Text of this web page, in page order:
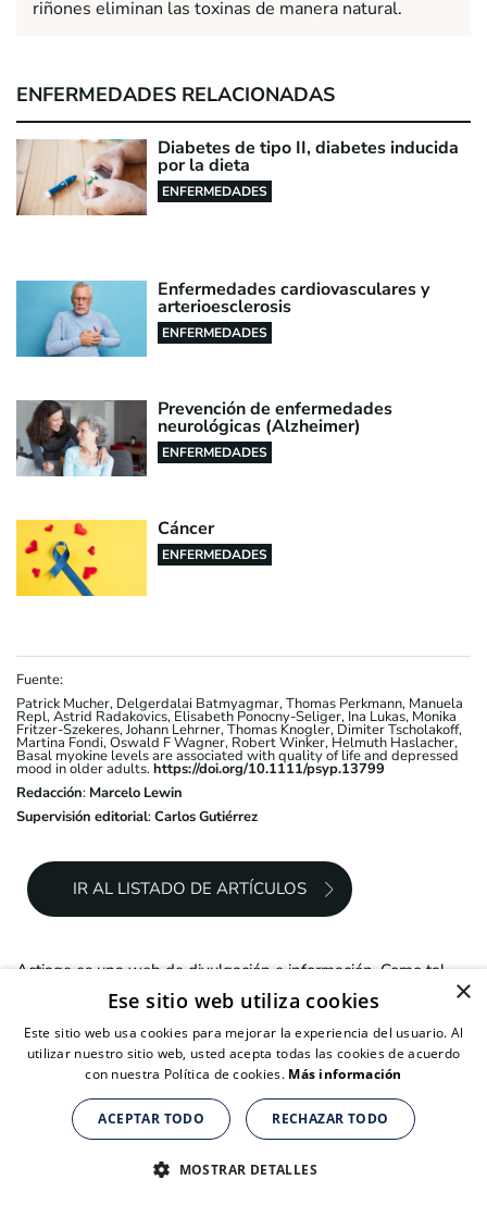
Suplementos nutricionales para personas de + de 40 años
CLICK AQUÍ PARA COMPRAR
riñones eliminan las toxinas de manera natural.
ENFERMEDADES RELACIONADAS
Diabetes de tipo II, diabetes inducida
por la dieta
ENFERMEDADES
Enfermedades cardiovasculares y
arterioesclerosis
ENFERMEDADES
Prevención de enfermedades
neurológicas (Alzheimer)
ENFERMEDADES
Cáncer
ENFERMEDADES
Fuente:
Patrick Mucher, Delgerdalai Batmyagmar, Thomas Perkmann, Manuela
Repl, Astrid Radakovics, Elisabeth Ponocny-Seliger, Ina Lukas, Monika
Fritzer-Szekeres, Johann Lehrner, Thomas Knogler, Dimiter Tscholakoff,
Martina Fondi, Oswald F Wagner, Robert Winker, Helmuth Haslacher,
Basal myokine levels are associated with quality of life and depressed
mood in older adults.https://doi.org/10.1111/psyp.13799
Redacción: Marcelo Lewin
Supervisión editorial:Carlos Gutiérrez
IR AL LISTADO DE ARTÍCULOS
Suplementos nutricionales para personas de + de 40 años
CLICK AQUÍ PARA COMPRAR
Actiage es una web de divulgación e información. Como tal,
todos los artículos son redactados y revisados
concienzudamente pero es posible que puedan contener
algún error o que no recojan todos los enfoques sobre una
materia. Por ello, la web no sustituye una opinión o
prescripción médica. Ante cualquier duda sobre tu salud o la
de tu familia es recomendable acudir a una consulta médica
para que pueda evaluar la situación en particular y,
eventualmente, prescribir el tratamiento que sea preciso.
Señalar a todos los efectos legales que la información
recogida en la web podría ser incompleta, errónea o incorrecta,
Suplementos nutricionales para personas de + de 40 años
CLICK AQUÍ PARA COMPRAR
×
Ese sitio web utiliza cookies
Este sitio web usa cookies para mejorar la experiencia del usuario. Al
utilizar nuestro sitio web, usted acepta todas las cookies de acuerdo
con nuestra Política de cookies. Más información
ACEPTAR TODO RECHAZAR TODO
MOSTRAR DETALLES